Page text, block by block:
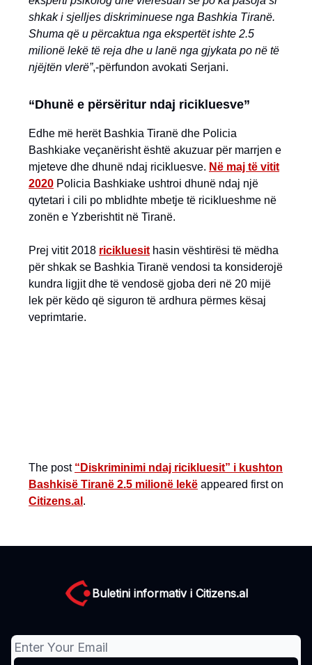
shkak i sjelljes diskriminuese nga Bashkia Tiranë.
Shuma që u përcaktua nga ekspertët ishte 2.5
milionë lekë të reja dhe u lanë nga gjykata po në të
njëjtën vlerë”,-përfundon avokati Serjani.
“Dhunë e përsëritur ndaj ricikluesve”
Edhe më herët Bashkia Tiranë dhe Policia
Bashkiake veçanërisht është akuzuar për marrjen e
mjeteve dhe dhunë ndaj ricikluesve. Në maj të vitit
2020 Policia Bashkiake ushtroi dhunë ndaj një
qytetari i cili po mblidhte mbetje të riciklueshme në
zonën e Yzberishtit në Tiranë.
Prej vitit 2018 ricikluesit hasin vështirësi të mëdha
për shkak se Bashkia Tiranë vendosi ta konsiderojë
kundra ligjit dhe të vendosë gjoba deri në 20 mijë
lek për këdo që siguron të ardhura përmes kësaj
veprimtarie.
The post “Diskriminimi ndaj ricikluesit” i kushton
Bashkisë Tiranë 2.5 milionë lekë appeared first on
Citizens.al .
Buletini informativ i Citizens.al